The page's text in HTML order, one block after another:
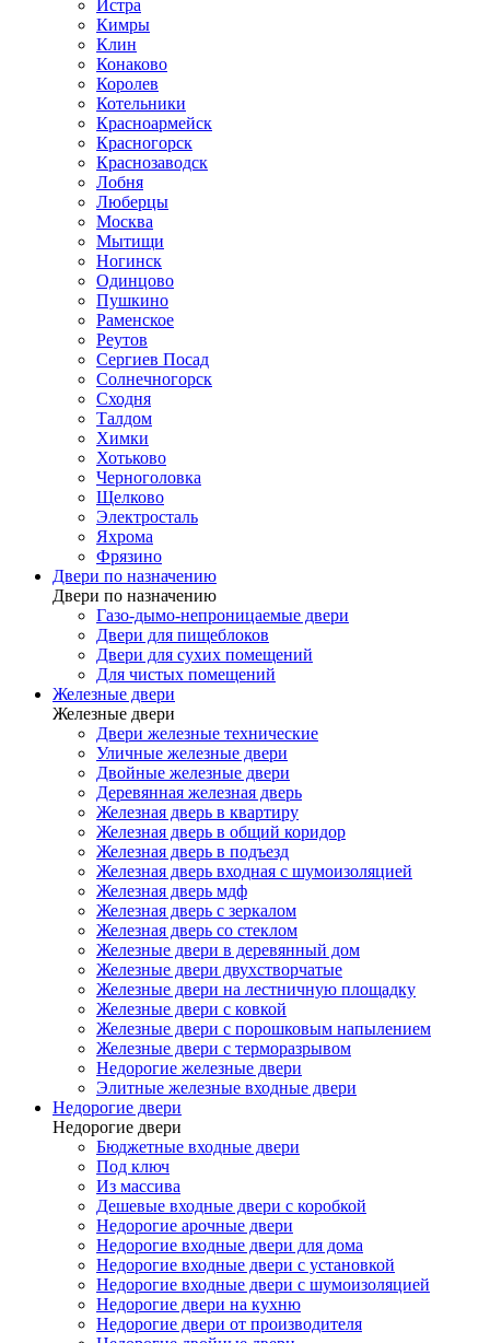
Истра
Кимры
Клин
Конаково
Королев
Котельники
Красноармейск
Красногорск
Краснозаводск
Лобня
Люберцы
Москва
Мытищи
Ногинск
Одинцово
Пушкино
Раменское
Реутов
Сергиев Посад
Солнечногорск
Сходня
Талдом
Химки
Хотьково
Черноголовка
Щелково
Электросталь
Яхрома
Фрязино
Двери по назначению
Двери по назначению
Газо-дымо-непроницаемые двери
Двери для пищеблоков
Двери для сухих помещений
Для чистых помещений
Железные двери
Железные двери
Двери железные технические
Уличные железные двери
Двойные железные двери
Деревянная железная дверь
Железная дверь в квартиру
Железная дверь в общий коридор
Железная дверь в подъезд
Железная дверь входная с шумоизоляцией
Железная дверь мдф
Железная дверь с зеркалом
Железная дверь со стеклом
Железные двери в деревянный дом
Железные двери двухстворчатые
Железные двери на лестничную площадку
Железные двери с ковкой
Железные двери с порошковым напылением
Железные двери с терморазрывом
Недорогие железные двери
Элитные железные входные двери
Недорогие двери
Недорогие двери
Бюджетные входные двери
Под ключ
Из массива
Дешевые входные двери с коробкой
Недорогие арочные двери
Недорогие входные двери для дома
Недорогие входные двери с установкой
Недорогие входные двери с шумоизоляцией
Недорогие двери на кухню
Недорогие двери от производителя